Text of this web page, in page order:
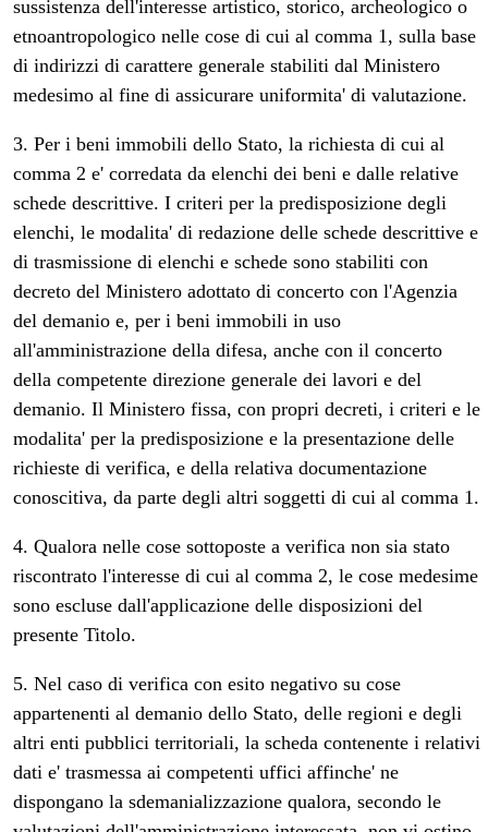
sussistenza dell'interesse artistico, storico, archeologico o
etnoantropologico nelle cose di cui al comma 1, sulla base
di indirizzi di carattere generale stabiliti dal Ministero
medesimo al fine di assicurare uniformita' di valutazione.
3. Per i beni immobili dello Stato, la richiesta di cui al
comma 2 e' corredata da elenchi dei beni e dalle relative
schede descrittive. I criteri per la predisposizione degli
elenchi, le modalita' di redazione delle schede descrittive e
di trasmissione di elenchi e schede sono stabiliti con
decreto del Ministero adottato di concerto con l'Agenzia
del demanio e, per i beni immobili in uso
all'amministrazione della difesa, anche con il concerto
della competente direzione generale dei lavori e del
demanio. Il Ministero fissa, con propri decreti, i criteri e le
modalita' per la predisposizione e la presentazione delle
richieste di verifica, e della relativa documentazione
conoscitiva, da parte degli altri soggetti di cui al comma 1.
4. Qualora nelle cose sottoposte a verifica non sia stato
riscontrato l'interesse di cui al comma 2, le cose medesime
sono escluse dall'applicazione delle disposizioni del
presente Titolo.
5. Nel caso di verifica con esito negativo su cose
appartenenti al demanio dello Stato, delle regioni e degli
altri enti pubblici territoriali, la scheda contenente i relativi
dati e' trasmessa ai competenti uffici affinche' ne
dispongano la sdemanializzazione qualora, secondo le